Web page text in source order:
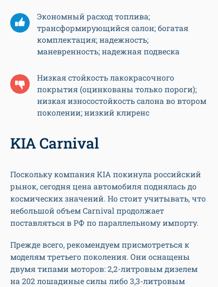
Экономный расход топлива;
трансформирующийся салон; богатая
комплектация; надежность;
маневренность; надежная подвеска
Низкая стойкость лакокрасочного
покрытия (оцинкованы только пороги);
низкая износостойкость салона во втором
поколении; низкий клиренс
KIA Carnival
Поскольку компания KIA покинула российский
рынок, сегодня цена автомобиля поднялась до
космических значений. Но стоит учитывать, что
небольшой объем Carnival продолжает
поставляться в РФ по параллельному импорту.
Прежде всего, рекомендуем присмотреться к
моделям третьего поколения. Они оснащены
двумя типами моторов: 2,2-литровым дизелем
на 202 лошадиные силы либо 3,3-литровым